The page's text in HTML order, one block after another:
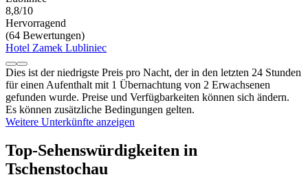
8,8/10
Hervorragend
(64 Bewertungen)
Hotel Zamek Lubliniec
Dies ist der niedrigste Preis pro Nacht, der in den letzten 24 Stunden
für einen Aufenthalt mit 1 Übernachtung von 2 Erwachsenen
gefunden wurde. Preise und Verfügbarkeiten können sich ändern.
Es können zusätzliche Bedingungen gelten.
Weitere Unterkünfte anzeigen
Top-Sehenswürdigkeiten in
Tschenstochau